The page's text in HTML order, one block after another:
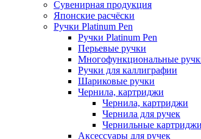
Сувенирная продукция
Японские расчёски
Ручки Platinum Pen
Ручки Platinum Pen
Перьевые ручки
Многофункциональные
Ручки для каллиграфии
Шариковые ручки
Чернила, картриджи
Чернила, картриджи
Чернила для ручек
Чернильные картриджи
Аксессуары для ручек